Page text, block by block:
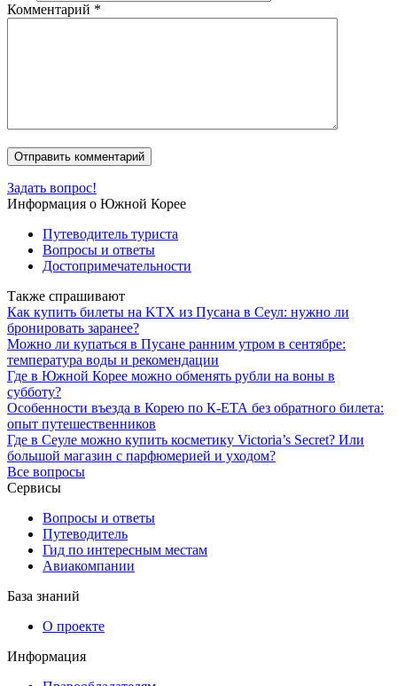
Комментарий *
Задать вопрос!
Информация о Южной Корее
Путеводитель туриста
Вопросы и ответы
Достопримечательности
Также спрашивают
Как купить билеты на KTX из Пусана в Сеул: нужно ли
бронировать заранее?
Можно ли купаться в Пусане ранним утром в сентябре:
температура воды и рекомендации
Где в Южной Корее можно обменять рубли на воны в
субботу?
Особенности въезда в Корею по К-ЕТА без обратного билета:
опыт путешественников
Где в Сеуле можно купить косметику Victoria’s Secret? Или
большой магазин с парфюмерией и уходом?
Все вопросы
Сервисы
Вопросы и ответы
Путеводитель
Гид по интересным местам
Авиакомпании
База знаний
О проекте
Информация